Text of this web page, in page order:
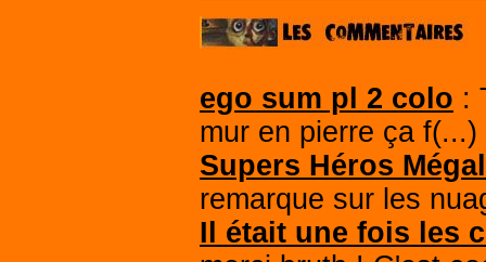
ego sum pl 2 colo :
mur en pierre ça f(...)
Supers Héros
remarque sur les
Il était une fois les